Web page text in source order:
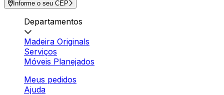
Informe o seu CEP
Departamentos
Madeira Originals
Serviços
Móveis Planejados
Meus pedidos
Ajuda